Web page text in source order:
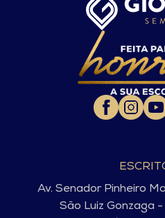
Av. Senador Pinheiro
São Luiz Gonzaga